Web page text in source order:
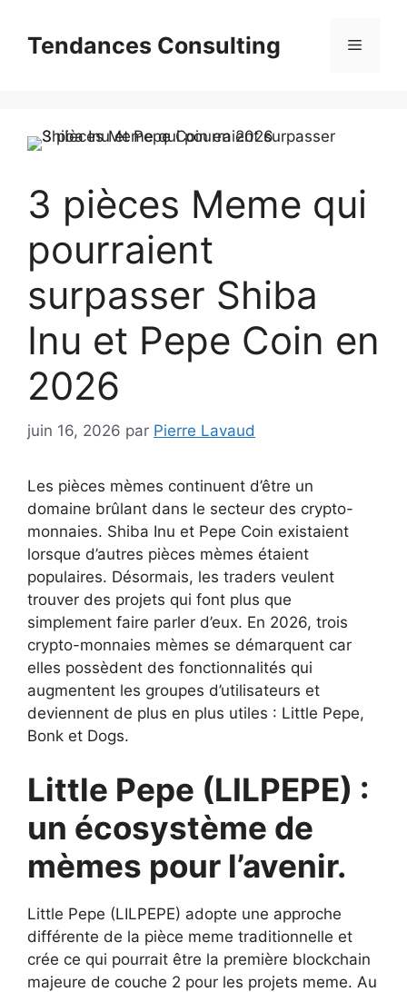
contenuTendances Consulting Menu
3 pièces Meme qui
pourraient
surpasser Shiba
Inu et Pepe Coin en
2026
juin 16, 2026 par Pierre Lavaud
Les pièces mèmes continuent d’être un
domaine brûlant dans le secteur des crypto-
monnaies. Shiba Inu et Pepe Coin existaient
lorsque d’autres pièces mèmes étaient
populaires. Désormais, les traders veulent
trouver des projets qui font plus que
simplement faire parler d’eux. En 2026, trois
crypto-monnaies mèmes se démarquent car
elles possèdent des fonctionnalités qui
augmentent les groupes d’utilisateurs et
deviennent de plus en plus utiles : Little Pepe,
Bonk et Dogs.
Little Pepe (LILPEPE) :
un écosystème de
mèmes pour l’avenir.
Little Pepe (LILPEPE) adopte une approche
différente de la pièce meme traditionnelle et
crée ce qui pourrait être la première blockchain
majeure de couche 2 pour les projets meme. Au